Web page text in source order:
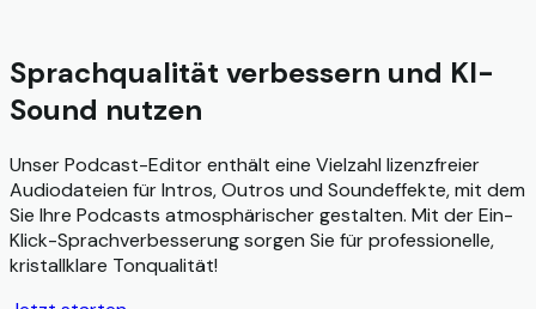
Sprachqualität verbessern und KI-
Sound nutzen
Unser Podcast-Editor enthält eine Vielzahl lizenzfreier
Audiodateien für Intros, Outros und Soundeffekte, mit dem
Sie Ihre Podcasts atmosphärischer gestalten. Mit der Ein-
Klick-Sprachverbesserung sorgen Sie für professionelle,
kristallklare Tonqualität!